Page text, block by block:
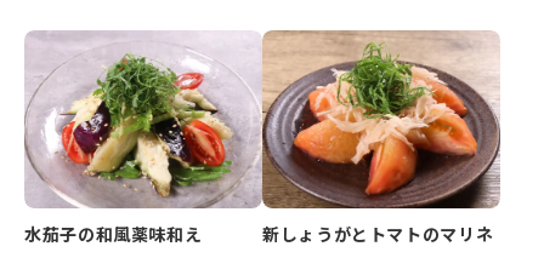
水茄子の和風薬味和え 新しょうがとトマトのマリネ